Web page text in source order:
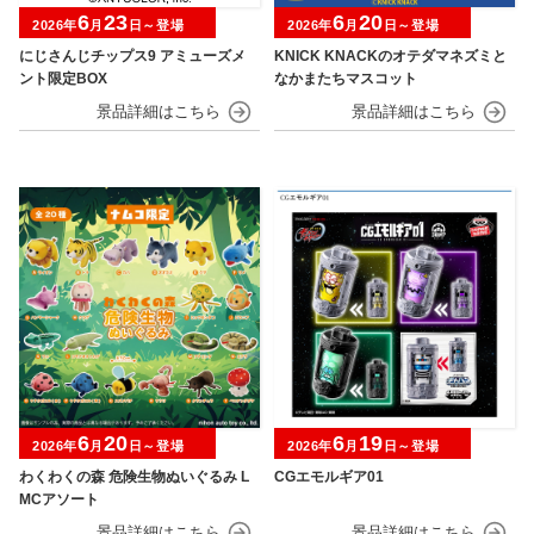
にじさんじチップス9 アミューズメ
ント限定BOX
2026年6月 23 日～登場
KNICK KNACKのオテダマネズミと
なかまたちマスコット
2026年6月 20 日～登場
わくわくの森 危険生物ぬいぐるみ L
MCアソート
2026年6月 20 日～登場
CGエモルギア01
2026年6月 19 日～登場